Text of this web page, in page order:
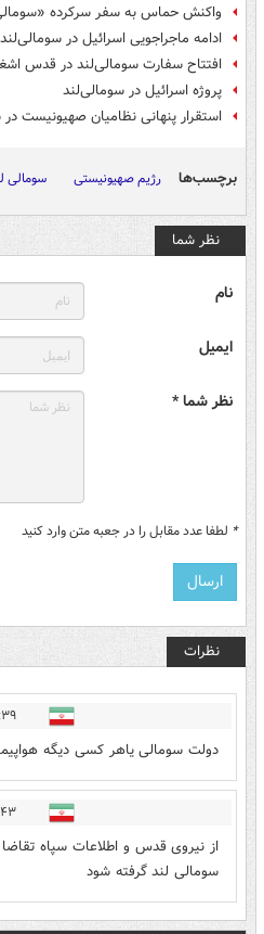
واکنش حماس به سفر سرکرده
ادامه ماجراجویی اسرائیل در
افتتاح سفارت سومالی‌لند در قدس
پروژه اسرائیل در سومالی‌لند
استقرار پنهانی نظامیان صهیونیست
برچسب‌ها رژیم صهیونیستی سومالی
نظر شما
نام
ایمیل
نظر شما *
* لطفا عدد مقابل را در جعبه متن وارد کنید
نظرات
۱۷:۳۹ -
دولت سومالی یاهر کسی دیگه
۱۷:۴۳ -
از نیروی قدس و اطلاعات سپاه
سومالی لند گرفته شود